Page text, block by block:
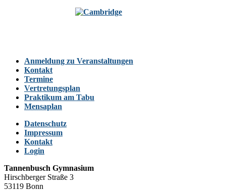
Anmeldung zu Veranstaltungen
Kontakt
Termine
Vertretungsplan
Praktikum am Tabu
Mensaplan
Datenschutz
Impressum
Kontakt
Login
Tannenbusch Gymnasium
Hirschberger Straße 3
53119 Bonn